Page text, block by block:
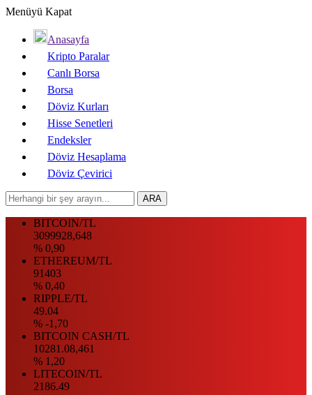
Menüyü Kapat
Anasayfa
Kripto Paralar
Canlı Borsa
Borsa
Döviz Kurları
Hisse Senetleri
Endeksler
Döviz Hesaplama
Döviz Çevirici
BITCOIN/TL
3099928,648
% 0,90
ETHEREUM/TL
91403
% 0,40
RIPPLE/TL
49.04
% -1,70
BITCOIN CASH/TL
10281.08,461
% 1,20
LITECOIN/TL
2186.49